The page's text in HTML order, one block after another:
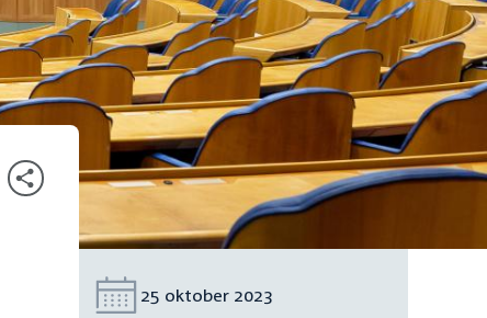
Datum:
25 oktober 2023